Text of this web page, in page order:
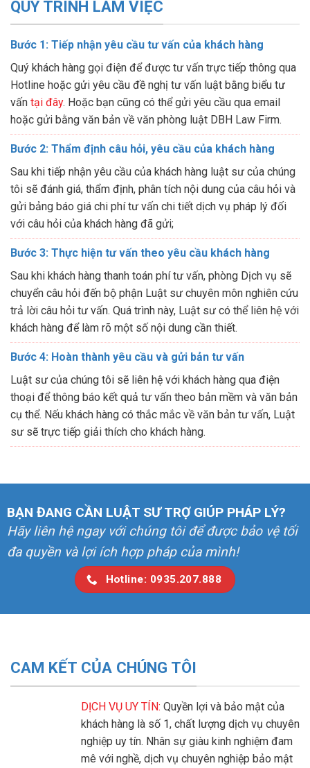
QUY TRÌNH LÀM VIỆC
Bước 1: Tiếp nhận yêu cầu tư vấn của khách hàng
Quý khách hàng gọi điện để được tư vấn trực tiếp thông qua
Hotline hoặc gửi yêu cầu đề nghị tư vấn luật bằng biểu tư
vấn tại đây. Hoặc bạn cũng có thể gửi yêu cầu qua email
hoặc gửi bằng văn bản về văn phòng luật DBH Law Firm.
Bước 2: Thẩm định câu hỏi, yêu cầu của khách hàng
Sau khi tiếp nhận yêu cầu của khách hàng luật sư của chúng
tôi sẽ đánh giá, thẩm định, phân tích nội dung của câu hỏi và
gửi bảng báo giá chi phí tư vấn chi tiết dịch vụ pháp lý đối
với câu hỏi của khách hàng đã gửi;
Bước 3: Thực hiện tư vấn theo yêu cầu khách hàng
Sau khi khách hàng thanh toán phí tư vấn, phòng Dịch vụ sẽ
chuyển câu hỏi đến bộ phận Luật sư chuyên môn nghiên cứu
trả lời câu hỏi tư vấn. Quá trình này, Luật sư có thể liên hệ với
khách hàng để làm rõ một số nội dung cần thiết.
Bước 4: Hoàn thành yêu cầu và gửi bản tư vấn
Luật sư của chúng tôi sẽ liên hệ với khách hàng qua điện
thoại để thông báo kết quả tư vấn theo bản mềm và văn bản
cụ thể. Nếu khách hàng có thắc mắc về văn bản tư vấn, Luật
sư sẽ trực tiếp giải thích cho khách hàng.
BẠN ĐANG CẦN LUẬT SƯ TRỢ GIÚP PHÁP LÝ?
Hãy liên hệ ngay với chúng tôi để được bảo vệ tối
đa quyền và lợi ích hợp pháp của mình!
Hotline: 0935.207.888
CAM KẾT CỦA CHÚNG TÔI
DỊCH VỤ UY TÍN: Quyền lợi và bảo mật của
khách hàng là số 1, chất lượng dịch vụ chuyên
nghiệp uy tín. Nhân sự giàu kinh nghiệm đam
mê với nghề, dịch vụ chuyên nghiệp bảo mật